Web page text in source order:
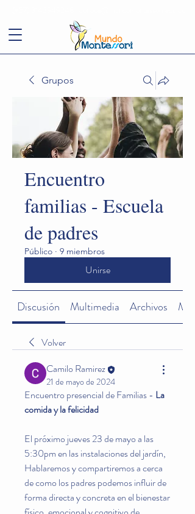
Grupos
Encuentro
familias - Escuela
de padres
Público · 9 miembros
Unirse
Discusión Multimedia Archivos
Volver
Camilo Ramirez
21 de mayo de 2024
Encuentro presencial de Familias - La
comida y la felicidad
El próximo jueves 23 de mayo a las
5:30pm en las instalaciones del jardín,
Hablaremos y compartiremos a cerca
de como los padres podemos influir de
forma directa y concreta en el bienestar